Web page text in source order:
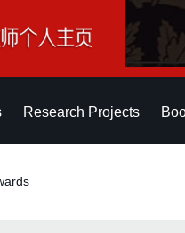
Research Projects